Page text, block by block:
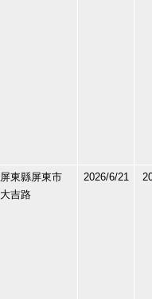
屏東縣屏東市
大吉路
2026/6/21